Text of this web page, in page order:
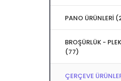
PANO ÜRÜNLERİ
BROŞÜRLÜK -
(77)
ÇERÇEVE